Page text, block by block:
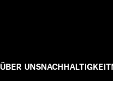
ÜBER UNSNACHHALTIGKEIT